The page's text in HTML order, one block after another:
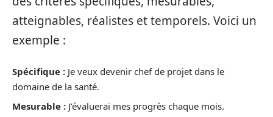
atteignables, réalistes et temporels. Voici un
exemple :
Spécifique : Je veux devenir chef de projet dans le
domaine de la santé.
Mesurable : J’évaluerai mes progrès chaque mois.